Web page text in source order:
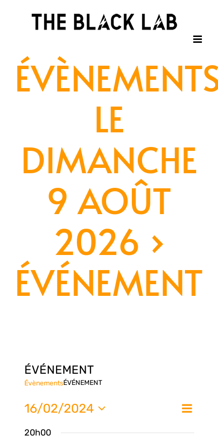
LE
DIMANCHE
9 AOÛT
2026 ›
ÉVÉNEMENT
ÉVÉNEMENT
ÉvènementsÉVÉNEMENT
Jour
16/02/2024
20h00